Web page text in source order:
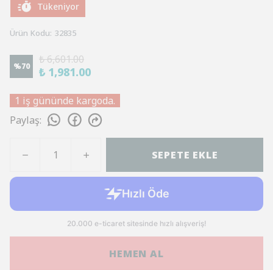
Tükeniyor
Ürün Kodu: 32835
%70
₺ 6,601.00
₺ 1,981.00
1 iş gününde kargoda.
Paylaş:
SEPETE EKLE
HEMEN AL